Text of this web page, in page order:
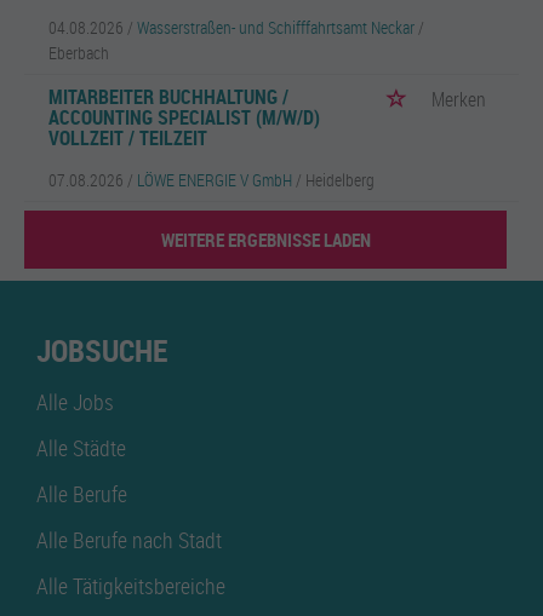
04.08.2026 / Wasserstraßen- und Schifffahrtsamt Neckar /
Eberbach
MITARBEITER BUCHHALTUNG /
ACCOUNTING SPECIALIST (M/W/D)
VOLLZEIT / TEILZEIT
Merken
07.08.2026 / LÖWE ENERGIE V GmbH / Heidelberg
WEITERE ERGEBNISSE LADEN
JOBSUCHE
Alle Jobs
Alle Städte
Alle Berufe
Alle Berufe nach Stadt
Alle Tätigkeitsbereiche